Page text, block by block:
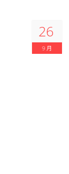
26
9 月